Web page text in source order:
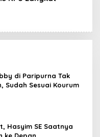
di Paripurna Tak
Sudah Sesuai Kourum
Hasyim SE Saatnya